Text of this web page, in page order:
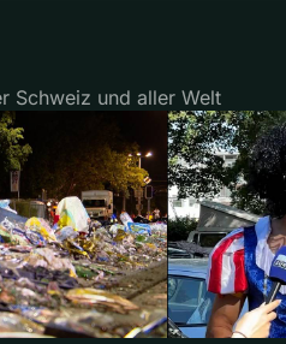
Schweiz und aller Welt